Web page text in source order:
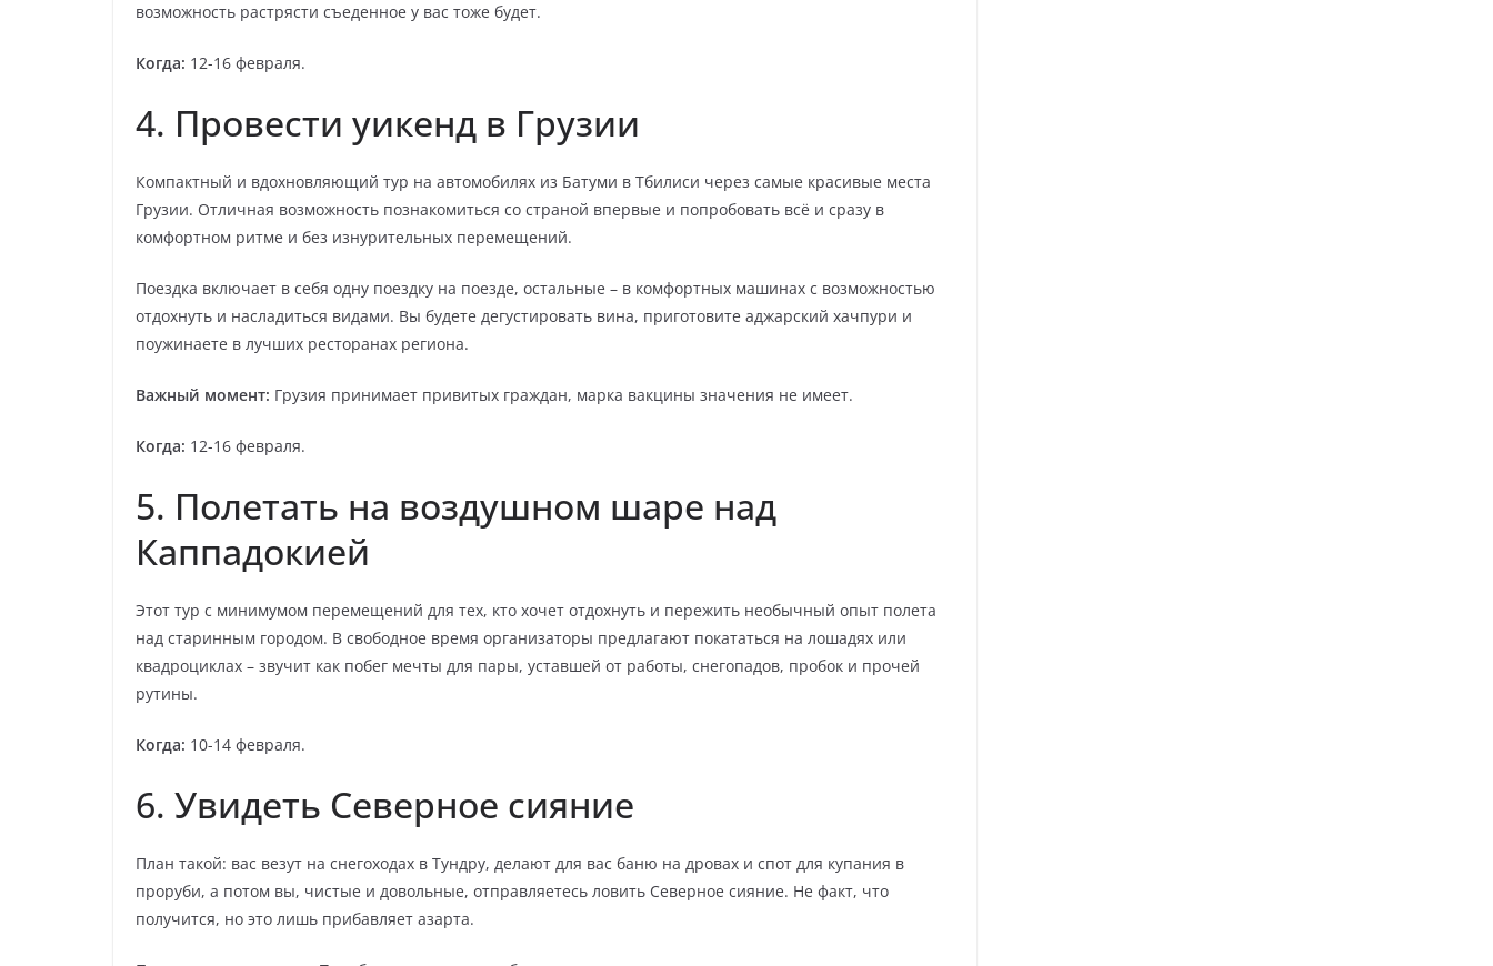
возможность растрясти съеденное у вас тоже будет.
Когда: 12-16 февраля.
4. Провести уикенд в Грузии
Компактный и вдохновляющий тур на автомобилях из Батуми в Тбилиси через самые красивые места
Грузии. Отличная возможность познакомиться со страной впервые и попробовать всё и сразу в
комфортном ритме и без изнурительных перемещений.
Поездка включает в себя одну поездку на поезде, остальные – в комфортных машинах с возможностью
отдохнуть и насладиться видами. Вы будете дегустировать вина, приготовите аджарский хачпури и
поужинаете в лучших ресторанах региона.
Важный момент: Грузия принимает привитых граждан, марка вакцины значения не имеет.
Когда: 12-16 февраля.
5. Полетать на воздушном шаре над
Каппадокией
Этот тур с минимумом перемещений для тех, кто хочет отдохнуть и пережить необычный опыт полета
над старинным городом. В свободное время организаторы предлагают покататься на лошадях или
квадроциклах – звучит как побег мечты для пары, уставшей от работы, снегопадов, пробок и прочей
рутины.
Когда: 10-14 февраля.
6. Увидеть Северное сияние
План такой: вас везут на снегоходах в Тундру, делают для вас баню на дровах и спот для купания в
проруби, а потом вы, чистые и довольные, отправляетесь ловить Северное сияние. Не факт, что
получится, но это лишь прибавляет азарта.